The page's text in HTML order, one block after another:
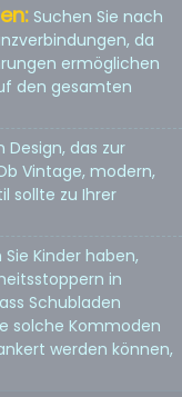
Suchen Sie nach
da
ermöglichen
den gesamten
Design, das zur
Vintage, modern,
sollte zu Ihrer
Sie Kinder haben,
in
Schubladen
solche Kommoden
werden können,